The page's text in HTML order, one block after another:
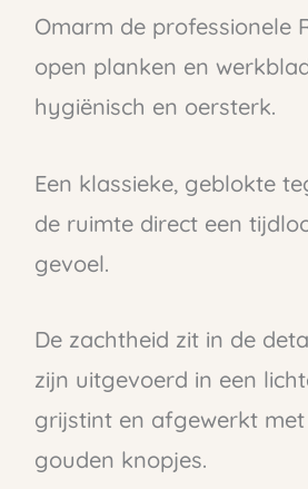
Omarm de professionele
open planken en
hygiënisch en oersterk.
Een klassieke, geblokte
de ruimte direct een
gevoel.
De zachtheid zit in de
zijn uitgevoerd in een
grijstint en afgewerkt
gouden knopjes.